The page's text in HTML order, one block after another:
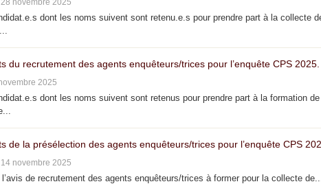
dont les noms suivent sont retenu.e.s pour prendre part à la collecte
du recrutement des agents enquêteurs/trices pour l’enquête CPS 2025.
2025
dont les noms suivent sont retenus pour prendre part à la formation de
de la présélection des agents enquêteurs/trices pour l’enquête CPS
novembre 2025
de recrutement des agents enquêteurs/trices à former pour la collecte de...